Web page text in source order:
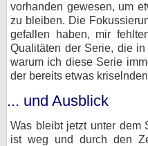
vorhanden gewesen, um
zu bleiben. Die
gefallen haben, mir
Qualitäten der Serie, die
warum ich diese Serie
der bereits etwas
... und Ausblick
Was bleibt jetzt unter dem
ist weg und durch den